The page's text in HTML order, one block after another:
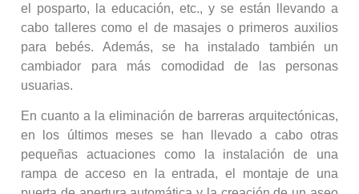
el posparto, la educación, etc., y se están llevando a
cabo talleres como el de masajes o primeros auxilios
para bebés. Además, se ha instalado también un
cambiador para más comodidad de las personas
usuarias.
En cuanto a la eliminación de barreras arquitectónicas,
en los últimos meses se han llevado a cabo otras
pequeñas actuaciones como la instalación de una
rampa de acceso en la entrada, el montaje de una